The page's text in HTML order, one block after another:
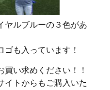
ヤルブルーの３色があ
も入っています！
い求めください！！
イトからもご購入いた